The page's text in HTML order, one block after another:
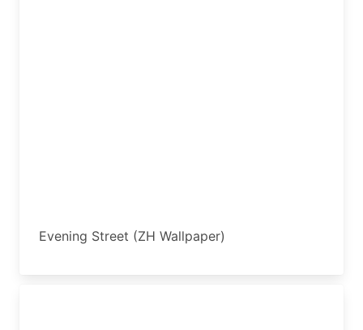
Evening Street (ZH Wallpaper)